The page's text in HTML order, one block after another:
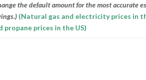
the default amount for the most accurate
(Natural gas and electricity prices in
propane prices in the US)